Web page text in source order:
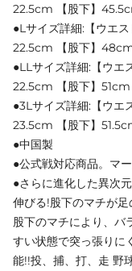
22.5cm 【股下】
●Lサイズ詳細:【ウエ
22.5cm 【股下】
●LLサイズ詳細:【ウエ
22.5cm 【股下】
●3Lサイズ詳細:【ウエ
23.5cm 【股下】
●中国製
●公式戦対応商品。マ
●さらに進化した異次
伸びる!股下のマチが
股下のマチにより、バ
すい状態で突っ張りに
能!!投、捕、打、走 野